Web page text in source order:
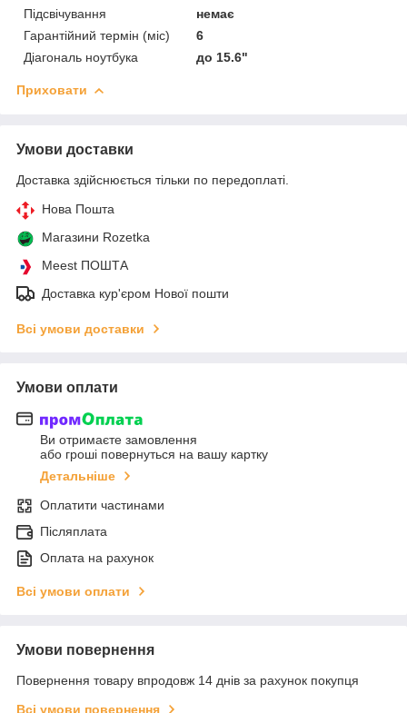
Підсвічування
немає
Гарантійний термін (міс)
6
Діагональ ноутбука
до 15.6"
Приховати
Умови доставки
Доставка здійснюється тільки по передоплаті.
Нова Пошта
Магазини Rozetka
Meest ПОШТА
Доставка кур'єром Нової пошти
Всі умови доставки
Умови оплати
Ви отримаєте замовлення
або гроші повернуться на вашу картку
Детальніше
Оплатити частинами
Післяплата
Оплата на рахунок
Всі умови оплати
Умови повернення
Повернення товару впродовж 14 днів за рахунок покупця
Всі умови повернення